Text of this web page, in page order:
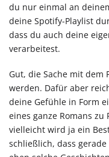
du nur einmal an
deine Spotify-Playlist
dass du auch deine
verarbeitest.
Gut, die Sache mit dem
werden. Dafür aber
deine Gefühle in Form
eines ganze Romans
vielleicht wird ja ein
schließlich, dass